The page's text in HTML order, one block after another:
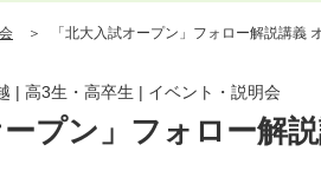
「北大入試オープン」フォロー解説講義
ープン」フォロー解
高3生・高卒生 | イベント・説明会